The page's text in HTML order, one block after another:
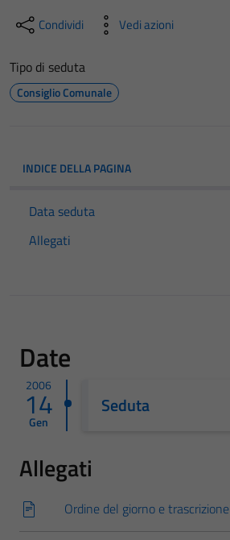
Condividi Vedi azioni
Tipo di seduta
Consiglio Comunale
INDICE DELLA PAGINA
Data seduta
Allegati
Date
2006
14
Gen
Seduta
Allegati
Ordine del giorno e trascrizione